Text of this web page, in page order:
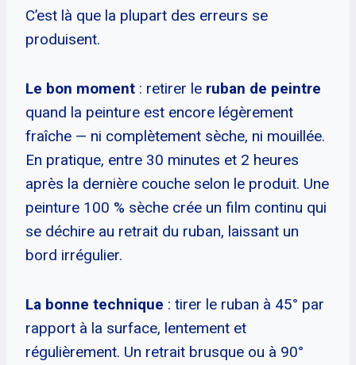
C’est là que la plupart des erreurs se
produisent.
Le bon moment : retirer le ruban de peintre
quand la peinture est encore légèrement
fraîche — ni complètement sèche, ni mouillée.
En pratique, entre 30 minutes et 2 heures
après la dernière couche selon le produit. Une
peinture 100 % sèche crée un film continu qui
se déchire au retrait du ruban, laissant un
bord irrégulier.
La bonne technique : tirer le ruban à 45° par
rapport à la surface, lentement et
régulièrement. Un retrait brusque ou à 90°